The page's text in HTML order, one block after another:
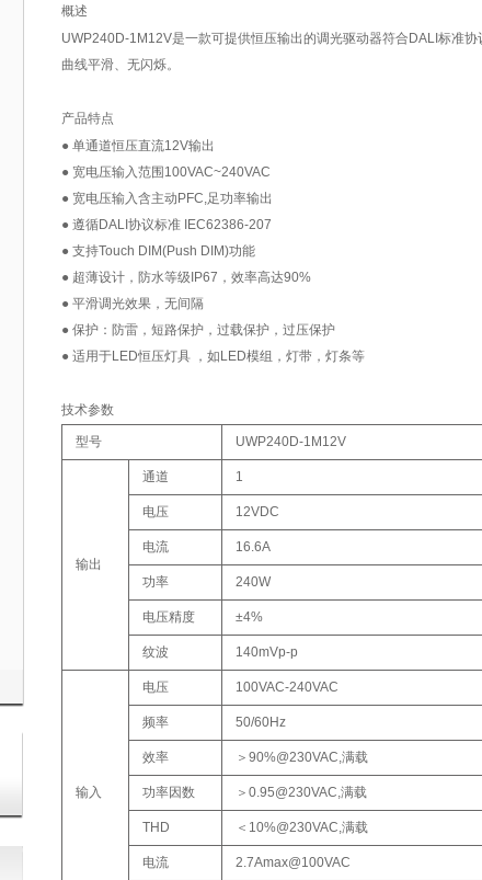
概述
UWP240D-1M12V是一款可提供恒压输出的调光驱动器符合DALI标准
曲线平滑、无闪烁。
产品特点
● 单通道恒压直流12V输出
● 宽电压输入范围100VAC~240VAC
● 宽电压输入含主动PFC,足功率输出
● 遵循DALI协议标准 IEC62386-207
● 支持Touch DIM(Push DIM)功能
● 超薄设计，防水等级IP67，效率高达90%
● 平滑调光效果，无间隔
● 保护：防雷，短路保护，过载保护，过压保护
● 适用于LED恒压灯具 ，如LED模组，灯带，灯条等
技术参数
型号 UWP240D-1M12V
输出
通道 1
电压 12VDC
电流 16.6A
功率 240W
电压精度 ±4%
纹波 140mVp-p
输入
电压 100VAC-240VAC
频率 50/60Hz
效率 ＞90%@230VAC,满载
功率因数 ＞0.95@230VAC,满载
THD ＜10%@230VAC,满载
电流 2.7Amax@100VAC